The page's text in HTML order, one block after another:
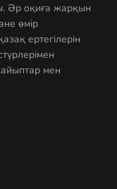
Әр оқиға жарқын
өмір
ертегілерін
мен